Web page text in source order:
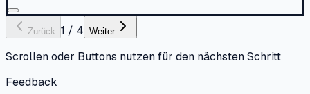
Zurück 1 / 4 Weiter
Scrollen oder Buttons nutzen für den nächsten Schritt
Feedback